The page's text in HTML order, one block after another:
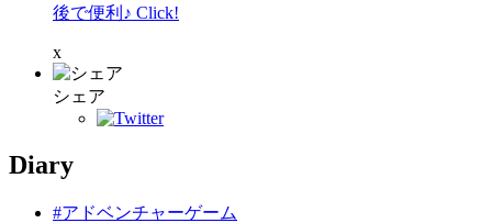
後で便利♪ Click!
x
シェア
Diary
#アドベンチャーゲーム